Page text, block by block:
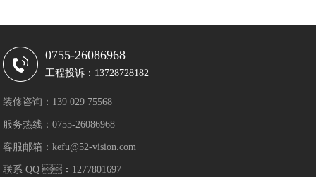
0755-26086968
工程投诉：13728728182
装修咨询：139 029 75568
服务热线：0755-26086968
客服邮箱：kefu@52-vision.com
联系 QQ ：1277801697